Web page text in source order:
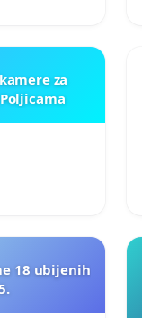
za
18 ubijenih